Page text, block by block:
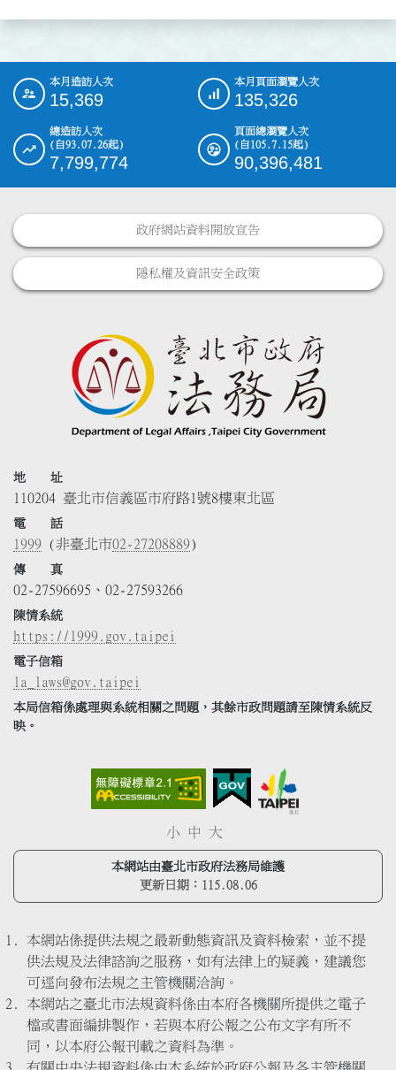
::: 本月造訪人次
15,369
本月頁面瀏覽人次
135,326
總造訪人次
(自93.07.26起)
7,799,774
頁面總瀏覽人次
(自105.7.15起)
90,396,481
政府網站資料開放宣告
隱私權及資訊安全政策
地 址
110204 臺北市信義區市府路1號8樓東北區
電 話
1999 (非臺北市02-27208889)
傳 真
02-27596695、02-27593266
陳情系統
https://1999.gov.taipei
電子信箱
la_laws@gov.taipei
本局信箱係處理與系統相關之問題，其餘市政問題請至陳情系統反
映。
小 中 大
本網站由臺北市政府法務局維護
更新日期： 115.08.06
本網站係提供法規之最新動態資訊及資料檢索，並不提
供法規及法律諮詢之服務，如有法律上的疑義，建議您
可逕向發布法規之主管機關洽詢。
本網站之臺北市法規資料係由本府各機關所提供之電子
檔或書面編排製作，若與本府公報之公布文字有所不
同，以本府公報刊載之資料為準。